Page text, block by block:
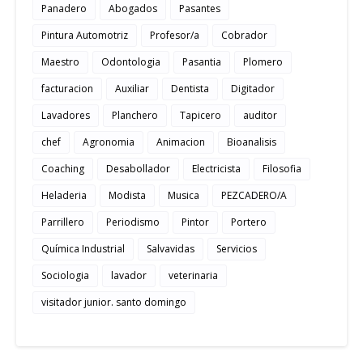
Panadero Abogados
Pasantes
Pintura Automotriz
Profesor/a
Cobrador
Maestro
Odontologia Pasantia
Plomero
facturacion
Auxiliar Dentista
Digitador
Lavadores
Planchero Tapicero
auditor
chef
Agronomia Animacion
Bioanalisis
Coaching
Desabollador Electricista
Filosofia
Heladeria
Modista Musica
PEZCADERO/A
Parrillero
Periodismo Pintor
Portero
Química Industrial
Salvavidas
Servicios
Sociologia
lavador
veterinaria
visitador junior. santo domingo